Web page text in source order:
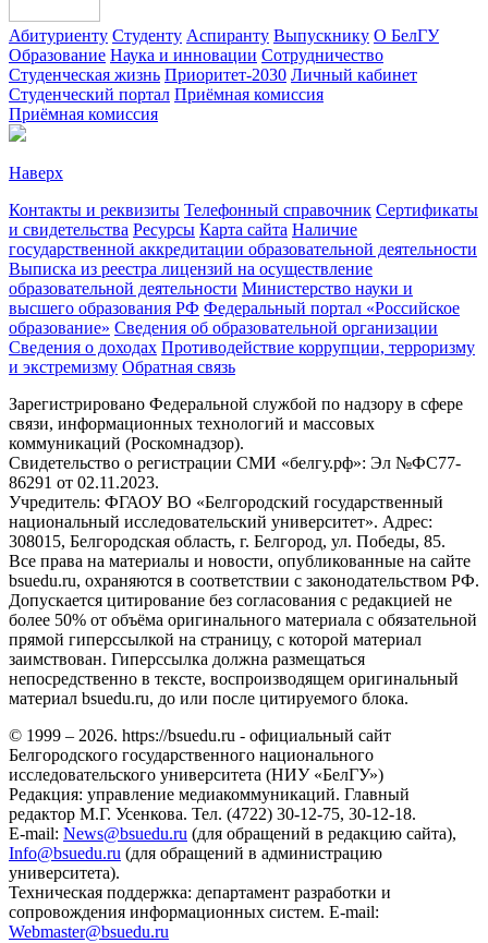
Абитуриенту Студенту Аспиранту Выпускнику О БелГУ
Образование Наука и инновации Сотрудничество
Студенческая жизнь Приоритет-2030 Личный кабинет
Студенческий портал Приёмная комиссия
Приёмная комиссия
Наверх
Контакты и реквизиты Телефонный справочник Сертификаты
и свидетельства Ресурсы Карта сайта Наличие
государственной аккредитации образовательной деятельности
Выписка из реестра лицензий на осуществление
образовательной деятельности Министерствo науки и
высшего образования РФ Федеральный портал «Российское
образование» Сведения об образовательной организации
Сведения о доходах Противодействие коррупции, терроризму
и экстремизму Обратная связь
Зарегистрировано Федеральной службой по надзору в сфере
связи, информационных технологий и массовых
коммуникаций (Роскомнадзор).
Свидетельство о регистрации СМИ «белгу.рф»: Эл №ФС77-
86291 от 02.11.2023.
Учредитель: ФГАОУ ВО «Белгородский государственный
национальный исследовательский университет». Адрес:
308015, Белгородская область, г. Белгород, ул. Победы, 85.
Все права на материалы и новости, опубликованные на сайте
bsuedu.ru, охраняются в соответствии с законодательством РФ.
Допускается цитирование без согласования с редакцией не
более 50% от объёма оригинального материала с обязательной
прямой гиперссылкой на страницу, с которой материал
заимствован. Гиперссылка должна размещаться
непосредственно в тексте, воспроизводящем оригинальный
материал bsuedu.ru, до или после цитируемого блока.
© 1999 – 2026. https://bsuedu.ru - официальный сайт
Белгородского государственного национального
исследовательского университета (НИУ «БелГУ»)
Редакция: управление медиакоммуникаций. Главный
редактор М.Г. Усенкова. Тел. (4722) 30-12-75, 30-12-18.
E-mail: News@bsuedu.ru (для обращений в редакцию сайта),
Info@bsuedu.ru (для обращений в администрацию
университета).
Техническая поддержка: департамент разработки и
сопровождения информационных систем. E-mail:
Webmaster@bsuedu.ru